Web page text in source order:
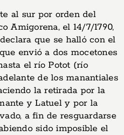
al sur por orden del
Amigorena, el 14/7/1790,
que se halló con el
envió a dos mocetones
el río Potot (río
de los manantiales
la retirada por la
y Latuel y por la
a fin de resguardarse
sido imposible el